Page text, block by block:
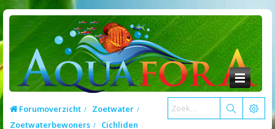
Forumoverzicht
Zoetwater
Zoetwaterbewoners
Cichliden